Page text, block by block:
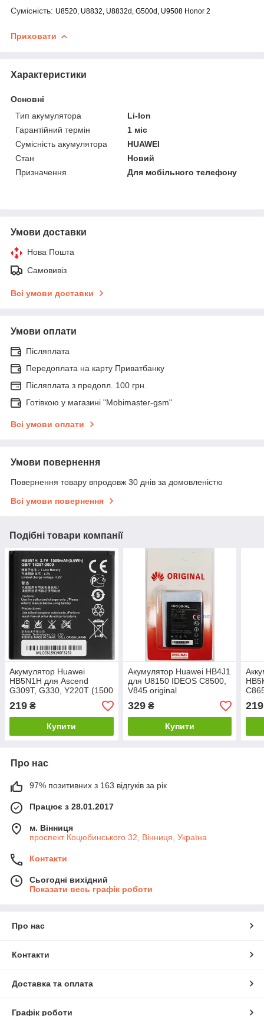
Сумісність: U8520, U8832, U8832d, G500d, U9508 Honor 2
Приховати
Характеристики
Основні
Тип акумулятора
Li-Ion
Гарантійний термін
1 міс
Сумісність акумулятора
HUAWEI
Стан
Новий
Призначення
Для мобільного телефону
Умови доставки
Нова Пошта
Самовивіз
Всі умови доставки
Умови оплати
Післяплата
Передоплата на карту Приватбанку
Післяплата з предопл. 100 грн.
Готівкою у магазині "Mobimaster-gsm"
Всі умови оплати
Умови повернення
Повернення товару впродовж 30 днів за домовленістю
Всі умови повернення
Подібні товари компанії
Акумулятор Huawei
HB5N1H для Ascend
G309T, G330, Y220T (1500
мА·год)
219 ₴
Купити
Акумулятор Huawei HB4J1
для U8150 IDEOS C8500,
V845 original
329₴
Купити
219
Про нас
97% позитивних з 163 відгуків за рік
Працює з 28.01.2017
м. Вінниця
проспект Коцюбинського 32, Вінниця, Україна
Контакти
Сьогодні вихідний
Показати весь графік роботи
Про нас
Контакти
Доставка та оплата
Графік роботи